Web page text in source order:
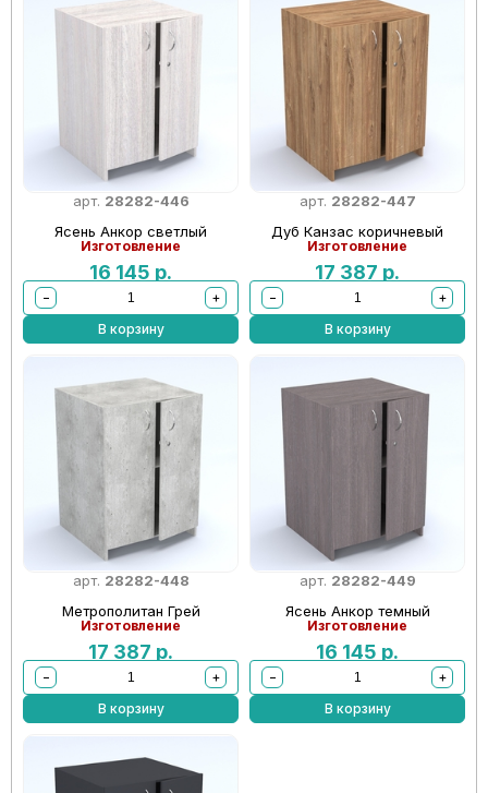
арт. 28282-446
Ясень Анкор светлый
Изготовление
16 145 р.
−
+
В корзину
арт. 28282-447
Дуб Канзас коричневый
Изготовление
17 387 р.
−
+
В корзину
арт. 28282-448
Метрополитан Грей
Изготовление
17 387 р.
−
+
В корзину
арт. 28282-449
Ясень Анкор темный
Изготовление
16 145 р.
−
+
В корзину